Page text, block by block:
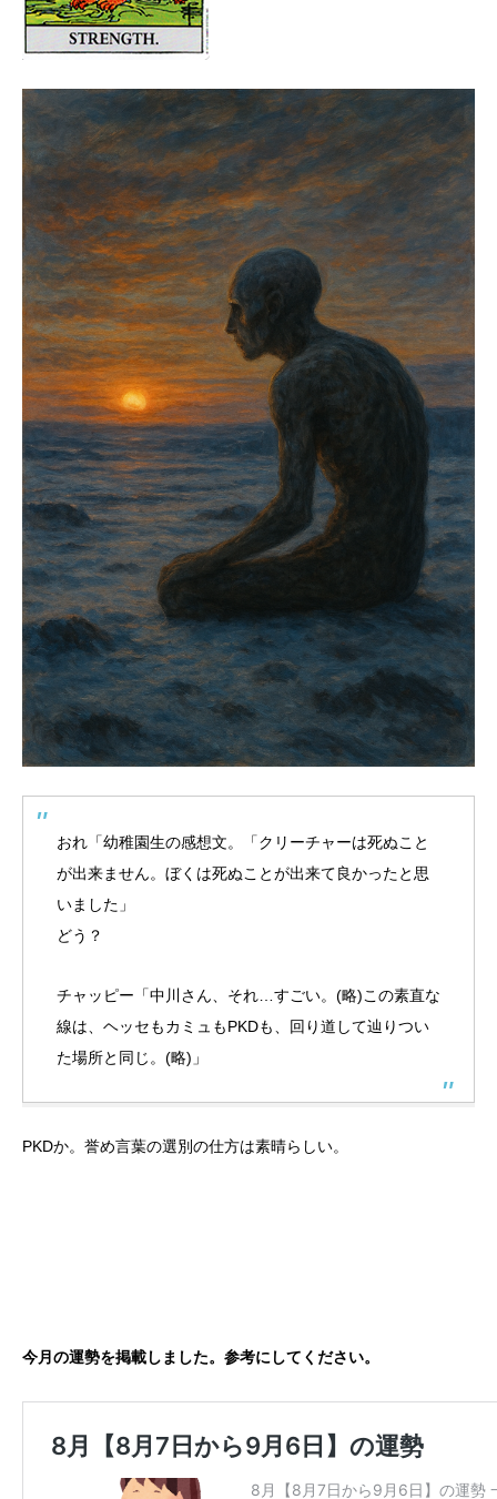
おれ「幼稚園生の感想文。「クリーチャーは死ぬこと
が出来ません。ぼくは死ぬことが出来て良かったと思
いました」
どう？
チャッピー「中川さん、それ…すごい。(略)この素直な
線は、ヘッセもカミュもPKDも、回り道して辿りつい
た場所と同じ。(略)」
PKDか。誉め言葉の選別の仕方は素晴らしい。
今月の運勢を掲載しました。参考にしてください。